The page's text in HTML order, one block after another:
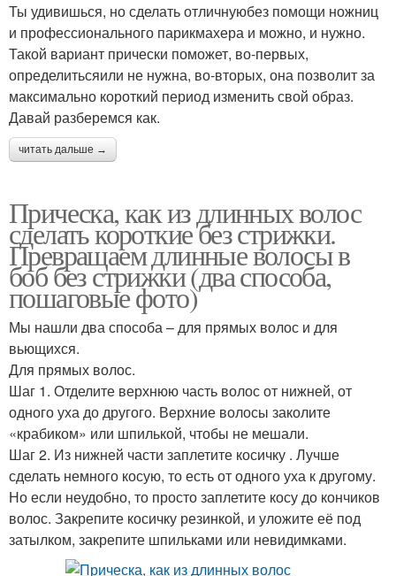
Ты удивишься, но сделать отличнуюбез помощи ножниц
и профессионального парикмахера и можно, и нужно.
Такой вариант прически поможет, во-первых,
определитьсяили не нужна, во-вторых, она позволит за
максимально короткий период изменить свой образ.
Давай разберемся как.
читать дальше →
Прическа, как из длинных волос
сделать короткие без стрижки.
Превращаем длинные волосы в
боб без стрижки (два способа,
пошаговые фото)
Мы нашли два способа – для прямых волос и для
вьющихся.
Для прямых волос.
Шаг 1. Отделите верхнюю часть волос от нижней, от
одного уха до другого. Верхние волосы заколите
«крабиком» или шпилькой, чтобы не мешали.
Шаг 2. Из нижней части заплетите косичку . Лучше
сделать немного косую, то есть от одного уха к другому.
Но если неудобно, то просто заплетите косу до кончиков
волос. Закрепите косичку резинкой, и уложите её под
затылком, закрепите шпильками или невидимками.